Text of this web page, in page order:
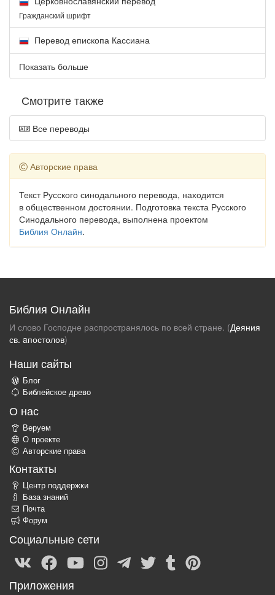
Гражданский шрифт
Перевод епископа Кассиана
Показать больше
Смотрите также
Все переводы
Авторские права
Текст Русского синодального перевода, находится
в общественном достоянии. Подготовка текста Русского
Синодального перевода, выполнена проектом
Библия Онлайн.
Библия Онлайн
И слово Господне распространялось по всей стране. (Деяния
св. aпостолов)
Наши сайты
Блог
Библейское древо
О нас
Веруем
О проекте
Авторские права
Контакты
Центр поддержки
База знаний
Почта
Форум
Социальные сети
Приложения